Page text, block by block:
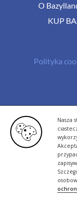
Nasza
O
KUP
Polityka